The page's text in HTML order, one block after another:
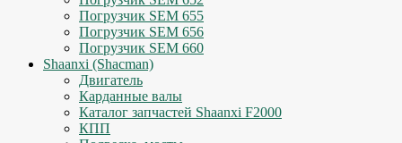
Погрузчик SEM 655
Погрузчик SEM 656
Погрузчик SEM 660
Shaanxi (Shacman)
Двигатель
Карданные валы
Каталог запчастей Shaanxi F2000
КПП